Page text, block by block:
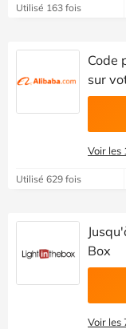
Utilisé 163 fois
Code
sur
Voir les
Utilisé 629 fois
Box
Voir les